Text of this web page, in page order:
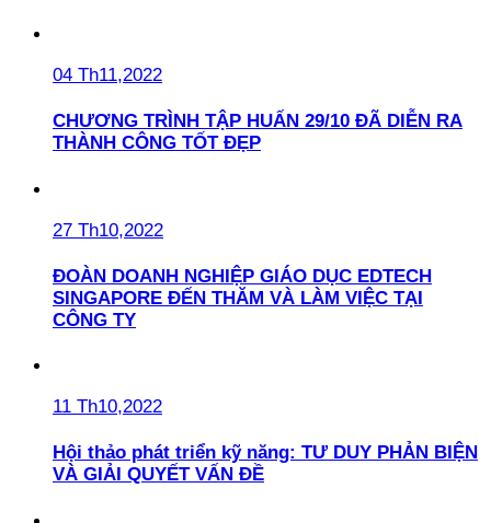
04 Th11,2022
CHƯƠNG TRÌNH TẬP HUẤN 29/10 ĐÃ DIỄN RA
THÀNH CÔNG TỐT ĐẸP
27 Th10,2022
ĐOÀN DOANH NGHIỆP GIÁO DỤC EDTECH
SINGAPORE ĐẾN THĂM VÀ LÀM VIỆC TẠI
CÔNG TY
11 Th10,2022
Hội thảo phát triển kỹ năng: TƯ DUY PHẢN BIỆN
VÀ GIẢI QUYẾT VẤN ĐỀ